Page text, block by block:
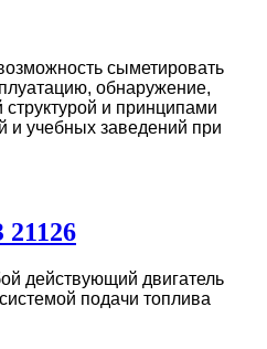
сыметировать
обнаружение,
структурой и принципами
и учебных заведений при
действующий двигатель
подачи топлива